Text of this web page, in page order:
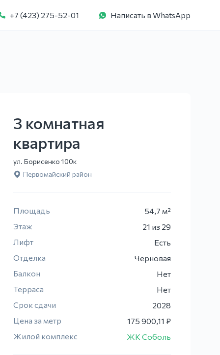
+7 (423) 275-52-01 Написать в WhatsApp
3 комнатная
квартира
ул. Борисенко 100к
Первомайский район
Площадь
54,7 м²
Этаж
21 из 29
Лифт
Есть
Отделка
Черновая
Балкон
Нет
Терраса
Нет
Срок сдачи
2028
Цена за метр
175 900,11 ₽
Жилой комплекс
ЖК Соболь